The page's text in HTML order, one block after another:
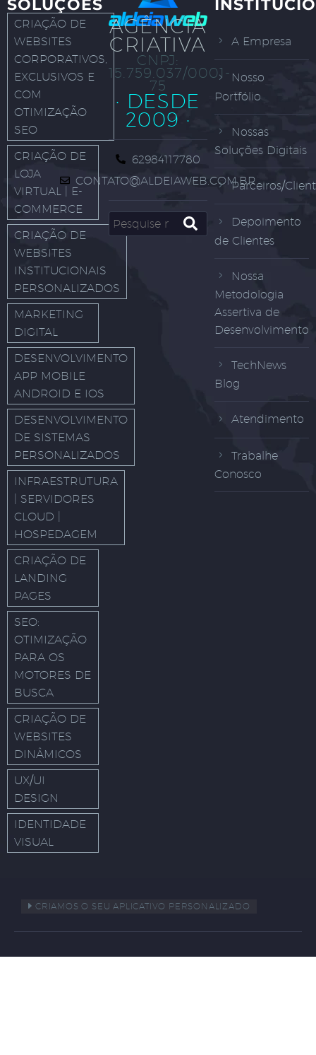
SOLUÇÕES
CRIAÇÃO DE
WEBSITES
CORPORATIVOS,
EXCLUSIVOS E
COM
OTIMIZAÇÃO
SEO
CRIAÇÃO DE
LOJA
VIRTUAL | E-
COMMERCE
CRIAÇÃO DE
WEBSITES
INSTITUCIONAIS
PERSONALIZADOS
MARKETING
DIGITAL
DESENVOLVIMENTO
APP MOBILE
ANDROID E IOS
DESENVOLVIMENTO
DE SISTEMAS
PERSONALIZADOS
INFRAESTRUTURA
| SERVIDORES
CLOUD |
HOSPEDAGEM
CRIAÇÃO DE
LANDING
PAGES
SEO:
OTIMIZAÇÃO
PARA OS
MOTORES DE
BUSCA
CRIAÇÃO DE
WEBSITES
DINÂMICOS
UX/UI
DESIGN
IDENTIDADE
VISUAL
AGÊNCIA
CRIATIVA
CNPJ:
15.759.037/0001-
75
· DESDE
2009 ·
62984117780
CONTATO@ALDEIAWEB.COM.BR
A Empresa
Nosso
Portfólio
Nossas
Soluções Digitais
Parceiros/
Depoimento
de Clientes
Nossa
Metodologia
Assertiva de
Desenvolvimento
TechNews
Blog
Atendimento
Trabalhe
Conosco
CRIAMOS O SEU APLICATIVO PERSONALIZADO